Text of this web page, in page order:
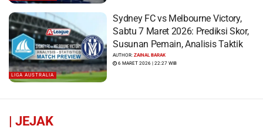
LIGA AUSTRALIA
Sydney FC vs Melbourne Victory,
Sabtu 7 Maret 2026: Prediksi Skor,
Susunan Pemain, Analisis Taktik
AUTHOR:ZAINAL BARAK
6 MARET 2026 | 22:27 WIB
| JEJAK